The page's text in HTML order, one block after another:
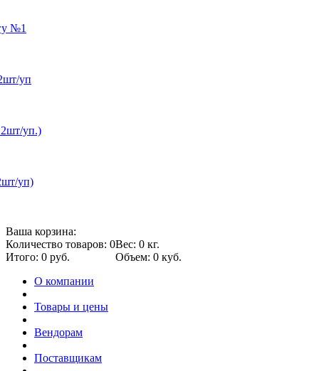
№1
уп
уп.)
уп)
Ваша корзина:
Количество товаров: 0Вес: 0 кг.
Итого: 0 руб.
Объем: 0 куб.
О компании
Товары и цены
Вендорам
Поставщикам